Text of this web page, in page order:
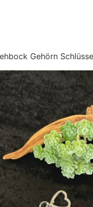
Gehörn